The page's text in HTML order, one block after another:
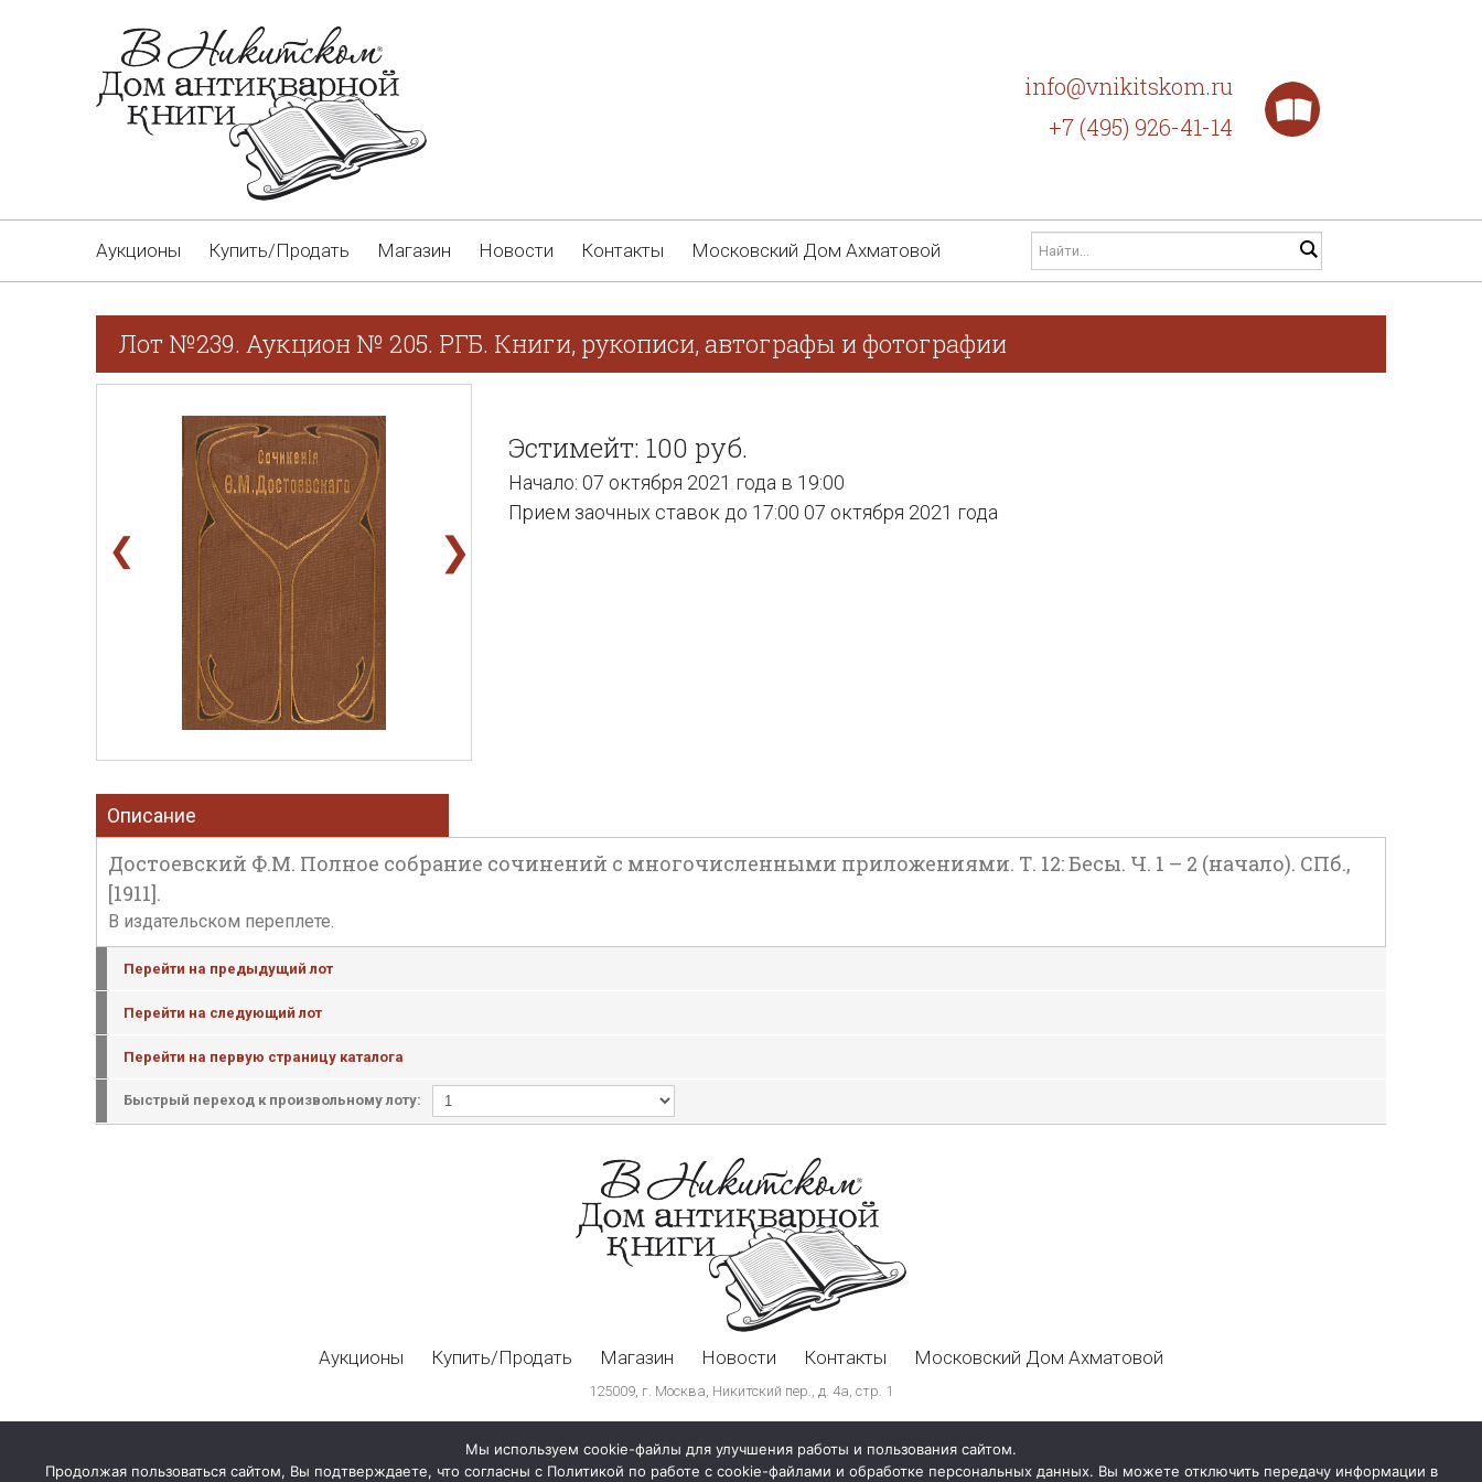
info@vnikitskom.ru
+7 (495) 926-41-14
Аукционы Купить/Продать Магазин Новости Контакты Московский Дом Ахматовой
Лот №239. Аукцион № 205. РГБ. Книги, рукописи, автографы и фотографии
❮ ❯
Эстимейт: 100 руб.
Начало: 07 октября 2021 года в 19:00
Прием заочных ставок до 17:00 07 октября 2021 года
Описание
Достоевский Ф.М. Полное собрание сочинений с многочисленными приложениями. Т. 12: Бесы. Ч. 1 – 2 (начало). СПб.,
[1911].
В издательском переплете.
Перейти на предыдущий лот
Перейти на следующий лот
Перейти на первую страницу каталога
Быстрый переход к произвольному лоту:
Аукционы Купить/Продать Магазин Новости Контакты Московский Дом Ахматовой
125009, г. Москва, Никитский пер., д. 4а, стр. 1
Мы используем cookie-файлы для улучшения работы и пользования сайтом.
Продолжая пользоваться сайтом, Вы подтверждаете, что согласны с Политикой по работе с cookie-файлами и обработке персональных данных. Вы можете отключить передачу информации в